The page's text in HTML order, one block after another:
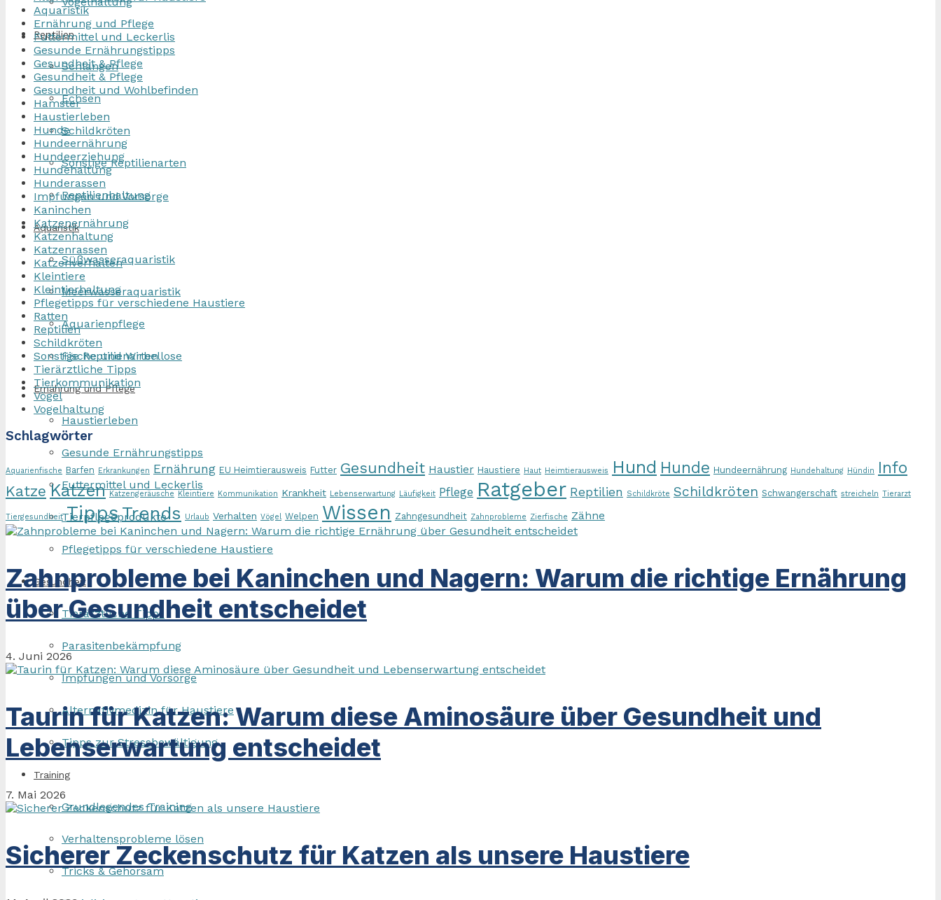
Reptilien
Schlangen
Echsen
Schildkröten
Sonstige Reptilienarten
Reptilienhaltung
Aquaristik
Süßwasseraquaristik
Meerwasseraquaristik
Aquarienpflege
Fische und Wirbellose
Ernährung und Pflege
Haustierleben
Gesunde Ernährungstipps
Futtermittel und Leckerlis
Tierpflegeprodukte
Pflegetipps für verschiedene Haustiere
Gesundheit
Tierärztliche Tipps
Parasitenbekämpfung
Impfungen und Vorsorge
Alternativmedizin für Haustiere
Tipps zur Stressbewältigung
Training
Grundlegendes Training
Verhaltensprobleme lösen
Tricks & Gehorsam
Aquaristik
Ernährung und Pflege
Futtermittel und Leckerlis
Gesunde Ernährungstipps
Gesundheit & Pflege
Gesundheit & Pflege
Gesundheit und Wohlbefinden
Hamster
Haustierleben
Hunde
Hundeernährung
Hundeerziehung
Hundehaltung
Hunderassen
Impfungen und Vorsorge
Kaninchen
Katzenernährung
Katzenhaltung
Katzenrassen
Katzenverhalten
Kleintiere
Kleintierhaltung
Pflegetipps für verschiedene Haustiere
Ratten
Reptilien
Schildkröten
Sonstige Reptilienarten
Tierärztliche Tipps
Tierkommunikation
Vögel
Vogelhaltung
Schlagwörter
Aquarienfische Barfen Erkrankungen Ernährung EU Heimtierausweis Futter Gesundheit Haustier Haustiere Haut Heimtierausweis Hund Hunde Hundeernährung Hundehaltung Hündin Info
Katze Katzen Katzengeräusche Kleintiere Kommunikation Krankheit Lebenserwartung Läufigkeit Pflege Ratgeber Reptilien Schildkröte Schildkröten Schwangerschaft streicheln Tierarzt
Tiergesundheit TippsTrends Urlaub Verhalten Vögel Welpen Wissen Zahngesundheit Zahnprobleme Zierfische Zähne
Zahnprobleme bei Kaninchen und Nagern: Warum die richtige Ernährung
über Gesundheit entscheidet
4. Juni 2026
Taurin für Katzen: Warum diese Aminosäure über Gesundheit und
Lebenserwartung entscheidet
7. Mai 2026
Sicherer Zeckenschutz für Katzen als unsere Haustiere